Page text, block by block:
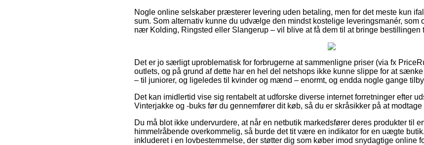
Nogle online selskaber præsterer levering uden betaling, men for det meste kun
sum. Som alternativ kunne du udvælge den mindst kostelige leveringsmanér, som
nær Kolding, Ringsted eller Slangerup – vil blive at få dem til at bringe bestillingen
Det er jo særligt uproblematisk for forbrugerne at sammenligne priser (via fx
outlets, og på grund af dette har en hel del netshops ikke kunne slippe for at
– til juniorer, og ligeledes til kvinder og mænd – enormt, og endda nogle gange
Det kan imidlertid vise sig rentabelt at udforske diverse internet forretninger efter
Vinterjakke og -buks før du gennemfører dit køb, så du er skråsikker på at
Du må blot ikke undervurdere, at når en netbutik markedsfører deres produkter til
himmelråbende overkommelig, så burde det tit være en indikator for en uægte
inkluderet i en lovbestemmelse, der støtter dig som køber imod snydagtige online